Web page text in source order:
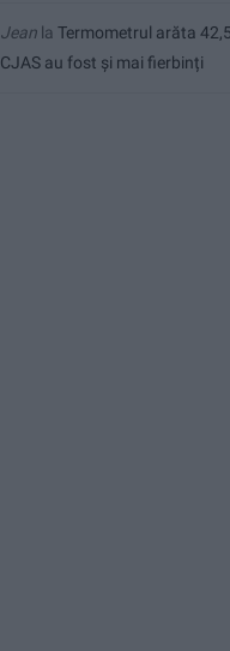
Jean la Termometrul arăta
CJAS au fost și mai fierbinți